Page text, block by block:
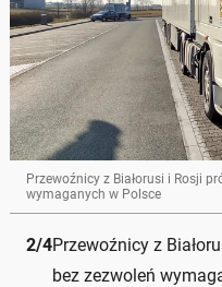
Przewoźnicy z Białorusi i Rosji
wymaganych w Polsce
2/4Przewoźnicy z
bez zezwoleń